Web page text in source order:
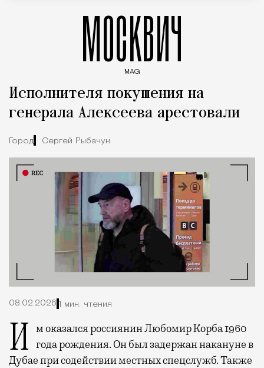
МОСКВИЧ
MAG
Исполнителя покушения на
генерала Алексеева арестовали
Город Сергей Рыбачук
08.02.2026 1 мин. чтения
Им оказался россиянин Любомир Корба 1960 года рождения. Он был задержан накануне в
Дубае при содействии местных спецслужб. Также